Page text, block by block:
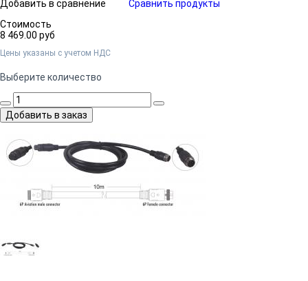
Добавить в сравнение
Сравнить продукты
Стоимость
8 469.00 руб
Цены указаны c учетом НДС
Выберите количество
Добавить в заказ